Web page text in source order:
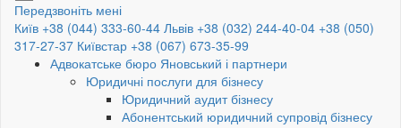
Передзвоніть мені
Київ +38 (044) 333-60-44 Львів +38 (032) 244-40-04 +38 (050)
317-27-37 Київстар +38 (067) 673-35-99
Адвокатське бюро Яновський і партнери
Юридичні послуги для бізнесу
Юридичний аудит бізнесу
Абонентський юридичний супровід бізнесу